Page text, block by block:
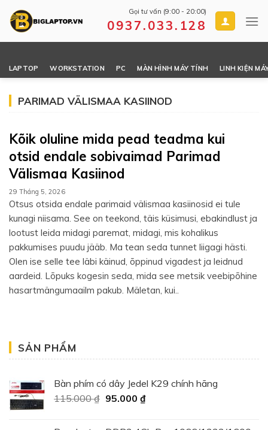
Gọi tư vấn (9:00 - 20:00)
0937.033.128
LAPTOP WORKSTATION PC MÀN HÌNH MÁY TÍNH LINH KIỆN
PARIMAD VÄLISMAA KASIINOD
Kõik oluline mida pead teadma kui
otsid endale sobivaimad Parimad
Välismaa Kasiinod
29 Tháng 5, 2026
Otsus otsida endale parimaid välismaa kasiinosid ei tule
kunagi niisama. See on teekond, täis küsimusi, ebakindlust ja
lootust leida midagi paremat, midagi, mis kohalikus
pakkumises puudu jääb. Ma tean seda tunnet liigagi hästi.
Olen ise selle tee läbi käinud, õppinud vigadest ja leidnud
aardeid. Lõpuks kogesin seda, mida see metsik veebipõhine
hasartmängumaailm pakub. Mäletan, kui..
SẢN PHẨM
Bàn phím có dây Jedel K29 chính hãng
115.000₫ Giá
95.000 ₫Giá